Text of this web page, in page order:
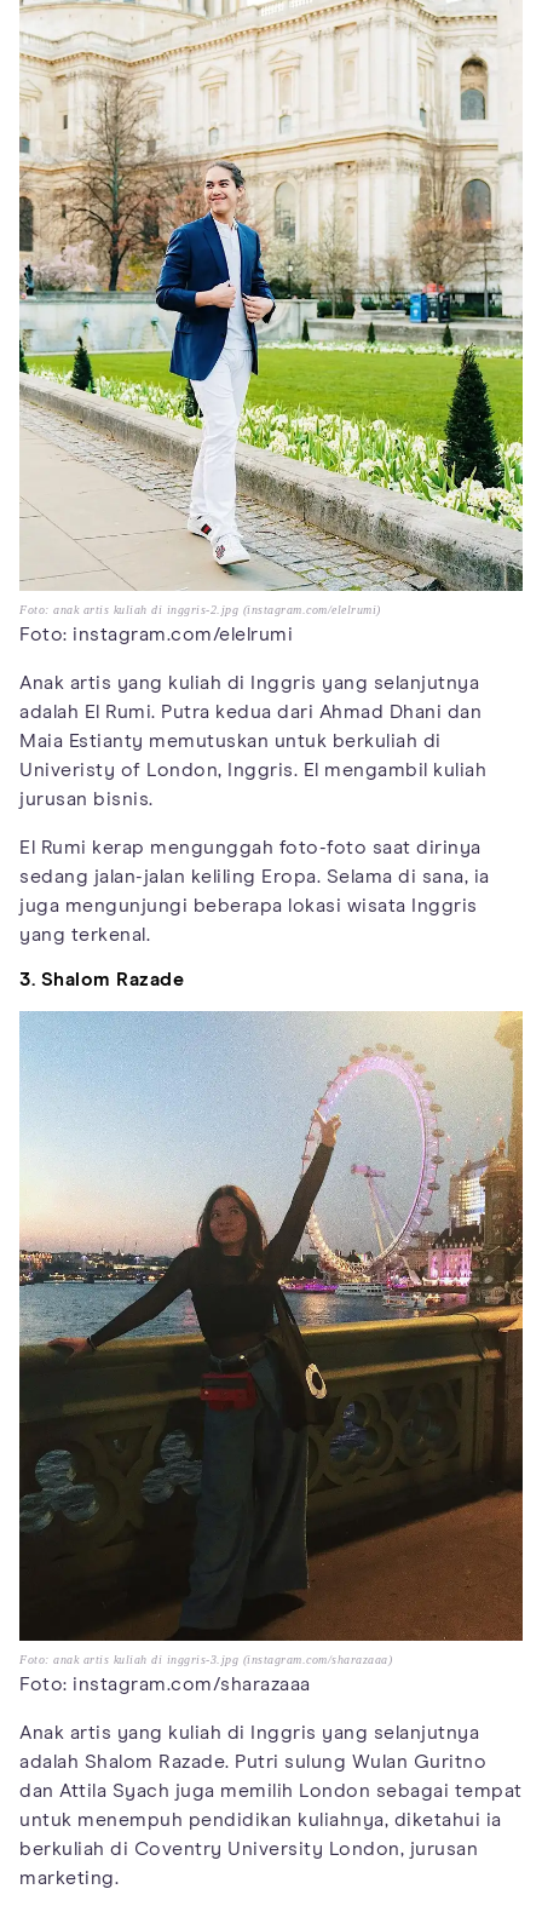
Foto: anak artis kuliah di inggris-2.jpg (instagram.com/elelrumi)
Foto: instagram.com/elelrumi
Anak artis yang kuliah di Inggris yang selanjutnya
adalah El Rumi. Putra kedua dari Ahmad Dhani dan
Maia Estianty memutuskan untuk berkuliah di
Univeristy of London, Inggris. El mengambil kuliah
jurusan bisnis.
El Rumi kerap mengunggah foto-foto saat dirinya
sedang jalan-jalan keliling Eropa. Selama di sana, ia
juga mengunjungi beberapa lokasi wisata Inggris
yang terkenal.
3. Shalom Razade
Foto: anak artis kuliah di inggris-3.jpg (instagram.com/sharazaaa)
Foto: instagram.com/sharazaaa
Anak artis yang kuliah di Inggris yang selanjutnya
adalah Shalom Razade. Putri sulung Wulan Guritno
dan Attila Syach juga memilih London sebagai tempat
untuk menempuh pendidikan kuliahnya, diketahui ia
berkuliah di Coventry University London, jurusan
marketing.